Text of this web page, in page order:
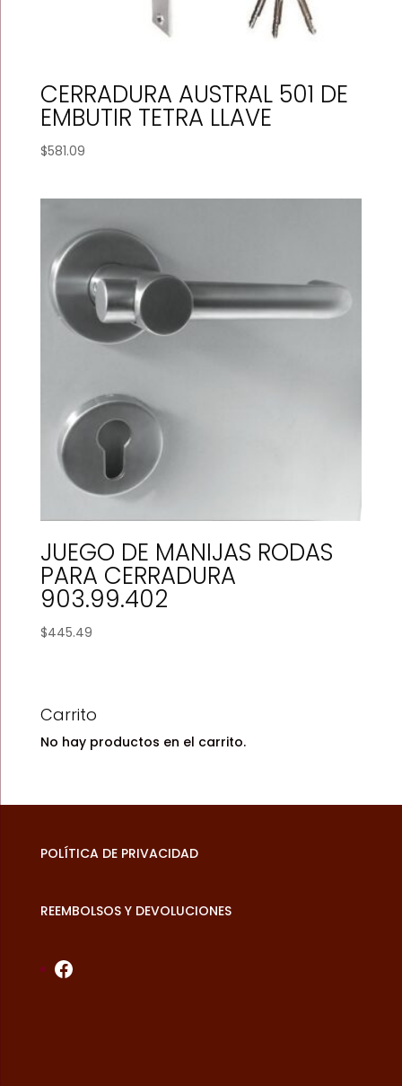
CERRADURA AUSTRAL 501 DE
EMBUTIR TETRA LLAVE
$581.09
JUEGO DE MANIJAS RODAS
PARA CERRADURA
903.99.402
$445.49
Carrito
No hay productos en el carrito.
POLÍTICA DE PRIVACIDAD
REEMBOLSOS Y DEVOLUCIONES
Facebook